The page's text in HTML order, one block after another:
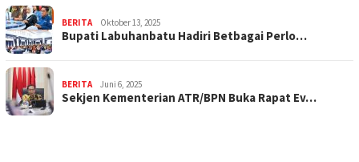
BERITA Oktober 13, 2025
Bupati Labuhanbatu Hadiri Betbagai Perlo…
BERITA Juni 6, 2025
Sekjen Kementerian ATR/BPN Buka Rapat Ev…